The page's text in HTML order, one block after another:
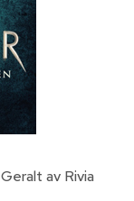
av Rivia